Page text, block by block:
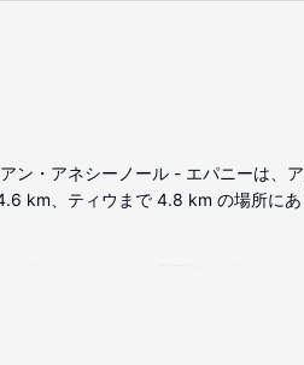
ン・アネシーノール - エパニーは、
km、ティウまで 4.8 km の場所にあ
またはシャワーが備わっています